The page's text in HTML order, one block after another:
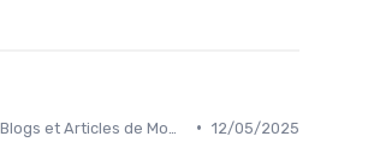
• 12/05/2025